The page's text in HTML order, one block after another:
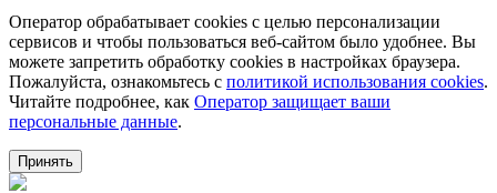
Оператор обрабатывает cookies с целью персонализации
сервисов и чтобы пользоваться веб-сайтом было удобнее. Вы
можете запретить обработку сookies в настройках браузера.
Пожалуйста, ознакомьтесь с политикой использования cookies.
Читайте подробнее, как Оператор защищает ваши
персональные данные.
Принять